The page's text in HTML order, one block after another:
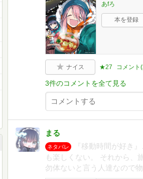
あfろ
本を登録
ナイス ★27 コメント(
3件のコメントを全て見る
まる
ネタバレ
『移動時間が好き
も楽しくない。 それから、
勿体ないと言う人達なので